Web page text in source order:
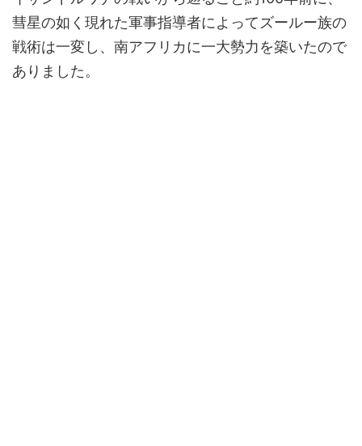
彗星の如く現れた軍事指導者によってズールー族の
戦術は一変し、南アフリカに一大勢力を築いたので
ありました。